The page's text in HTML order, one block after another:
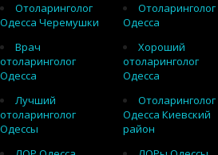
Отоларинголог
Одесса Черемушки
Отоларинголог
Одесса
Врач
отоларинголог
Одесса
Хороший
отоларинголог
Одесса
Лучший
отоларинголог
Одессы
Отоларинголог
Одесса Киевский
район